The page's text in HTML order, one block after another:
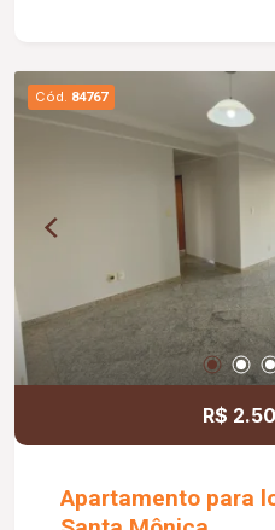
gás canalizado, quadra
de festas e pet place,
comodidade, lazer e
Cód. 84767
R$
Apartamento para